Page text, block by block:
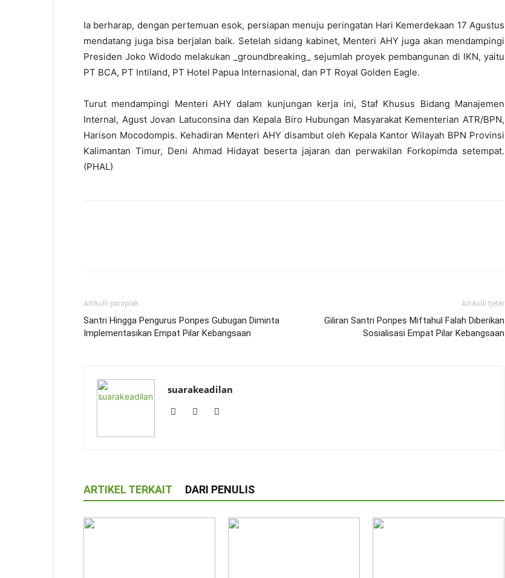
Ia berharap, dengan pertemuan esok, persiapan menuju peringatan Hari Kemerdekaan 17 Agustus
mendatang juga bisa berjalan baik. Setelah sidang kabinet, Menteri AHY juga akan mendampingi
Presiden Joko Widodo melakukan _groundbreaking_ sejumlah proyek pembangunan di IKN, yaitu
PT BCA, PT Intiland, PT Hotel Papua Internasional, dan PT Royal Golden Eagle.
Turut mendampingi Menteri AHY dalam kunjungan kerja ini, Staf Khusus Bidang Manajemen
Internal, Agust Jovan Latuconsina dan Kepala Biro Hubungan Masyarakat Kementerian ATR/BPN,
Harison Mocodompis. Kehadiran Menteri AHY disambut oleh Kepala Kantor Wilayah BPN Provinsi
Kalimantan Timur, Deni Ahmad Hidayat beserta jajaran dan perwakilan Forkopimda setempat.
(PHAL)
Artikulli paraprak
Santri Hingga Pengurus Ponpes Gubugan Diminta
Implementasikan Empat Pilar Kebangsaan
Artikulli tjetër
Giliran Santri Ponpes Miftahul Falah Diberikan
Sosialisasi Empat Pilar Kebangsaan
suarakeadilan
ARTIKEL TERKAIT DARI PENULIS